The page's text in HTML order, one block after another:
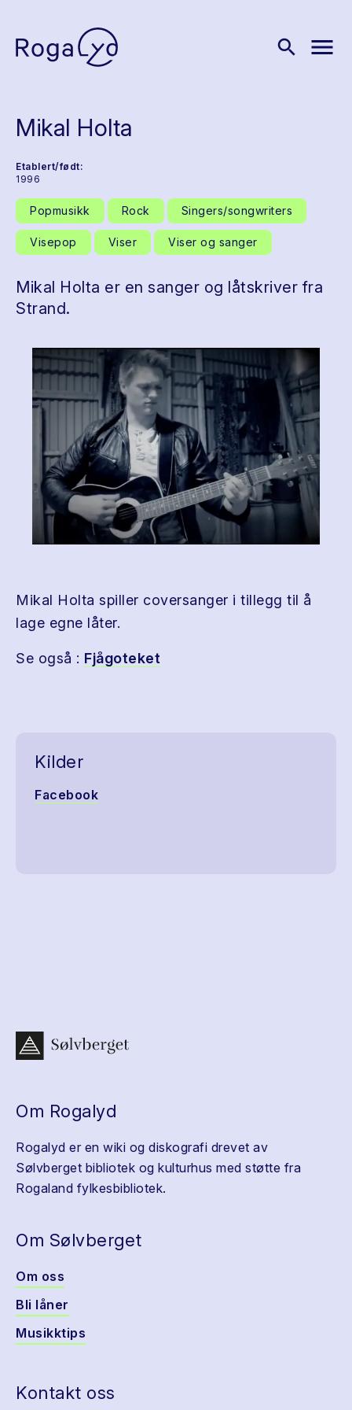
search menu
Mikal Holta
Etablert/født:
1996
Popmusikk Rock Singers/songwriters
Visepop Viser Viser og sanger
Mikal Holta er en sanger og låtskriver fra
Strand.
Mikal Holta spiller coversanger i tillegg til å
lage egne låter.
Se også : Fjågoteket
Kilder
Facebook
Om Rogalyd
Rogalyd er en wiki og diskografi drevet av
Sølvberget bibliotek og kulturhus med støtte fra
Rogaland fylkesbibliotek.
Om Sølvberget
Om oss
Bli låner
Musikktips
Kontakt oss